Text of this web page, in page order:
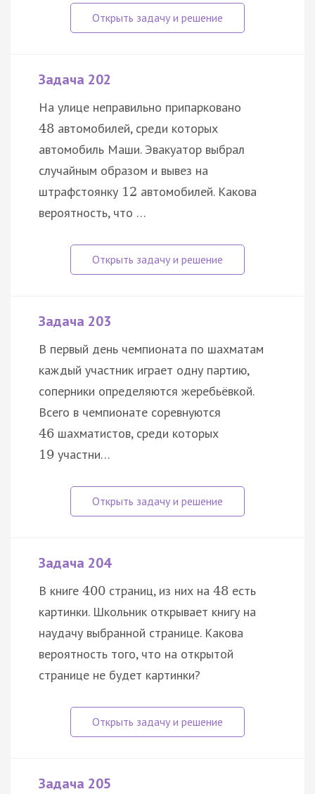
Задача 202
На улице неправильно припарковано
48 автомобилей, среди которых
автомобиль Маши. Эвакуатор выбрал
случайным образом и вывез на
штрафстоянку 12 автомобилей. Какова
вероятность, что …
Задача 203
В первый день чемпионата по шахматам
каждый участник играет одну партию,
соперники определяются жеребьёвкой.
Всего в чемпионате соревнуются
46 шахматистов, среди которых
19 участни…
Задача 204
В книге 400 страниц, из них на 48 есть
картинки. Школьник открывает книгу на
наудачу выбранной странице. Какова
вероятность того, что на открытой
странице не будет картинки?
Задача 205